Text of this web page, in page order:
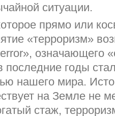
ситуации.
прямо или
«терроризм»
означающего
последние годы
нашего мира.
на Земле не
стаж,